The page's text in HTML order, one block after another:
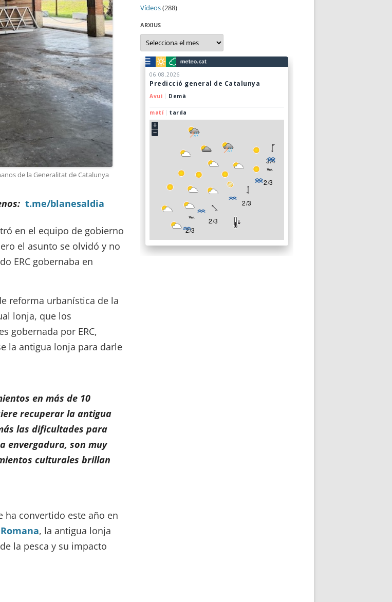
de la Generalitat de Catalunya
t.me/blanesaldia
en el equipo de gobierno
el asunto se olvidó y no
ERC gobernaba en
reforma urbanística de la
lonja, que los
gobernada por ERC,
la antigua lonja para darle
en más de 10
recuperar la antigua
las dificultades para
envergadura, son muy
culturales brillan
ha convertido este año en
, la antigua lonja
la pesca y su impacto
Vídeos(288)
ARXIUS
Arxius